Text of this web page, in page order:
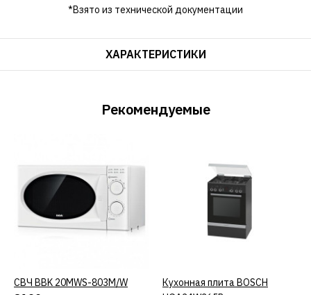
*Взято из технической документации
ХАРАКТЕРИСТИКИ
Рекомендуемые
КУПИТЬ
СВЧ BBK 20MWS-803M/W КУПИТЬ
Кухонная плита BOSCH